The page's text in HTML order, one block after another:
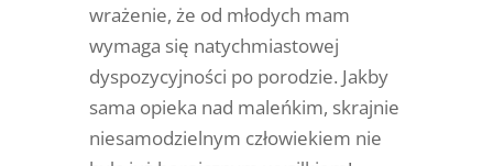
wrażenie, że od młodych mam
wymaga się natychmiastowej
dyspozycyjności po porodzie. Jakby
sama opieka nad maleńkim, skrajnie
niesamodzielnym człowiekiem nie